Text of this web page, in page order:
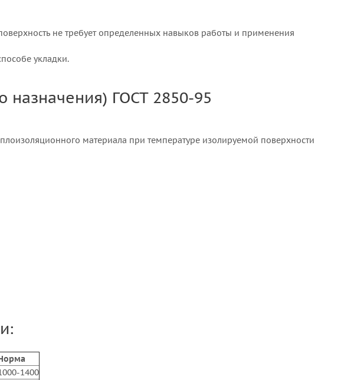
не требует определенных навыков работы и применения
укладки.
ГОСТ 2850-95
материала при температуре изолируемой поверхности
1400